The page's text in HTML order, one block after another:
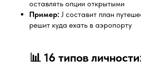
оставлять опции открытыми
Пример: J составит план
решит куда ехать в аэропорту
📊 16 типов